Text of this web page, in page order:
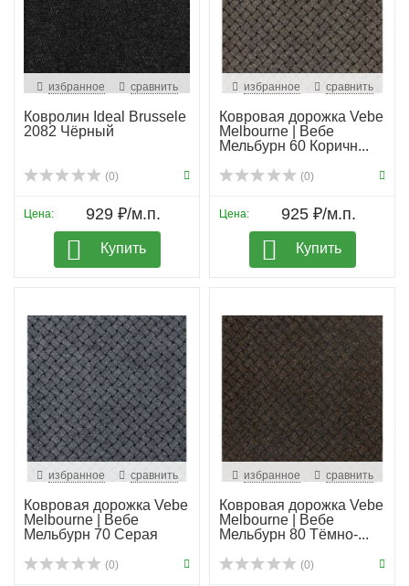
избранное сравнить
Ковролин Ideal Brussele
2082 Чёрный
(0)
Цена: 929 ₽/м.п.
Купить
избранное сравнить
Ковровая дорожка Vebe
Melbourne | Вебе
Мельбурн 60 Коричн...
(0)
Цена: 925 ₽/м.п.
Купить
избранное сравнить
Ковровая дорожка Vebe
Melbourne | Вебе
Мельбурн 70 Серая
(0)
избранное сравнить
Ковровая дорожка Vebe
Melbourne | Вебе
Мельбурн 80 Тёмно-...
(0)